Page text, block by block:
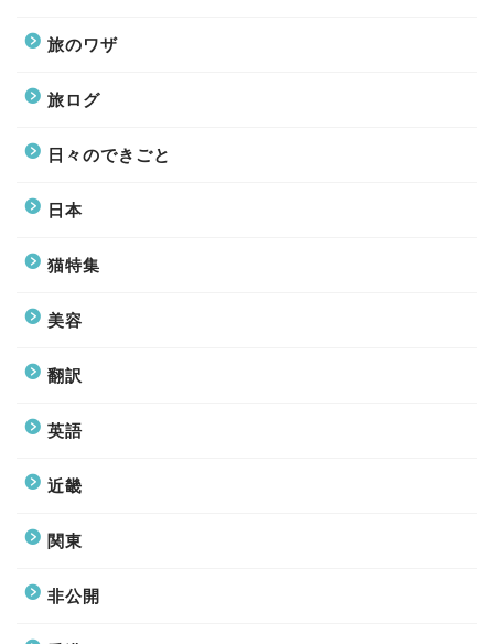
旅のワザ
旅ログ
日々のできごと
日本
猫特集
美容
翻訳
英語
近畿
関東
非公開